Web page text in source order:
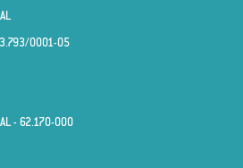
0001­-05
- 62.170­-000